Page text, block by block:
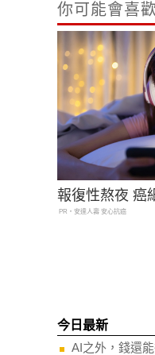
你可能會喜歡
報復性熬夜 癌
PR・安達人壽 安心抗癌
今日最新
AI之外，錢還